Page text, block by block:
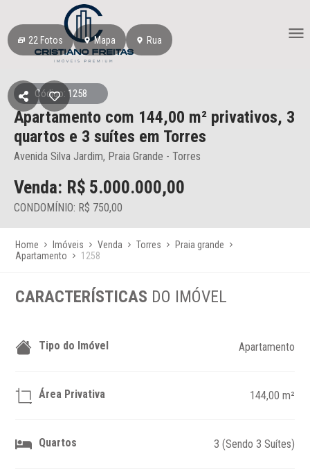
22 Fotos Mapa Rua
Código: 1258
Apartamento com 144,00 m² privativos, 3
quartos e 3 suítes em Torres
Avenida Silva Jardim, Praia Grande - Torres
Venda: R$ 5.000.000,00
CONDOMÍNIO: R$ 750,00
Home Imóveis Venda Torres
Praia grande
Apartamento
1258
CARACTERÍSTICAS DO IMÓVEL
Tipo do Imóvel Apartamento
Área Privativa 144,00 m²
Quartos 3 (Sendo 3 Suítes)